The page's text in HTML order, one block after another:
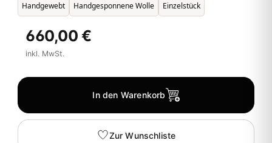
Handgewebt Handgesponnene Wolle Einzelstück
660,00 €
inkl. MwSt.
In den Warenkorb
Zur Wunschliste